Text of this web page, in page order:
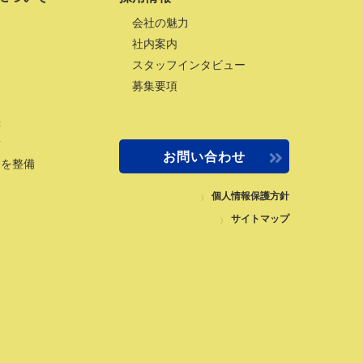
整備
会社の魅力
社内案内
スタッフインタビュー
募集要項
お問い合わせ
個人情報保護方針
サイトマップ